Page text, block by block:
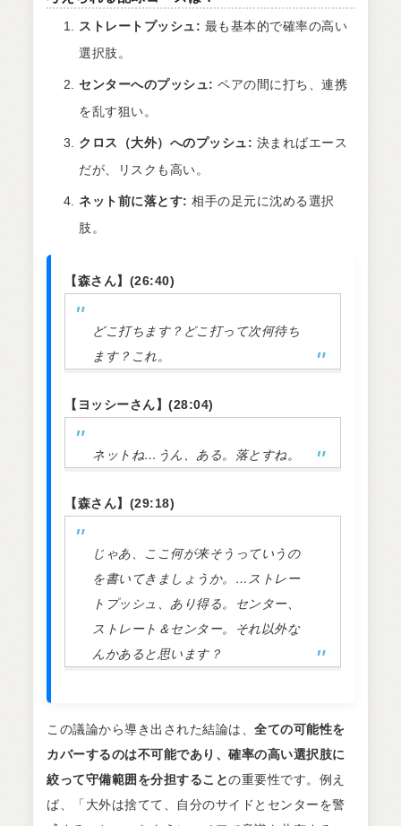
ストレートプッシュ: 最も基本的で確率の高い
選択肢。
センターへのプッシュ: ペアの間に打ち、連携
を乱す狙い。
クロス（大外）へのプッシュ: 決まればエース
だが、リスクも高い。
ネット前に落とす: 相手の足元に沈める選択
肢。
【森さん】(26:40)
どこ打ちます？どこ打って次何待ち
ます？これ。
【ヨッシーさん】(28:04)
ネットね…うん、ある。落とすね。
【森さん】(29:18)
じゃあ、ここ何が来そうっていうの
を書いてきましょうか。…ストレー
トプッシュ、あり得る。センター、
ストレート＆センター。それ以外な
んかあると思います？
この議論から導き出された結論は、全ての可能性を
カバーするのは不可能であり、確率の高い選択肢に
絞って守備範囲を分担することの重要性です。例え
ば、「大外は捨てて、自分のサイドとセンターを警